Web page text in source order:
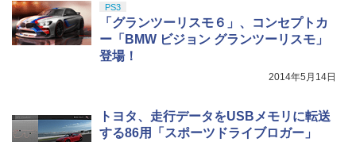
PS3
「グランツーリスモ６」、コンセプトカ
ー「BMW ビジョン グランツーリスモ」
登場！
2014年5月14日
トヨタ、走行データをUSBメモリに転送
する86用「スポーツドライブロガー」